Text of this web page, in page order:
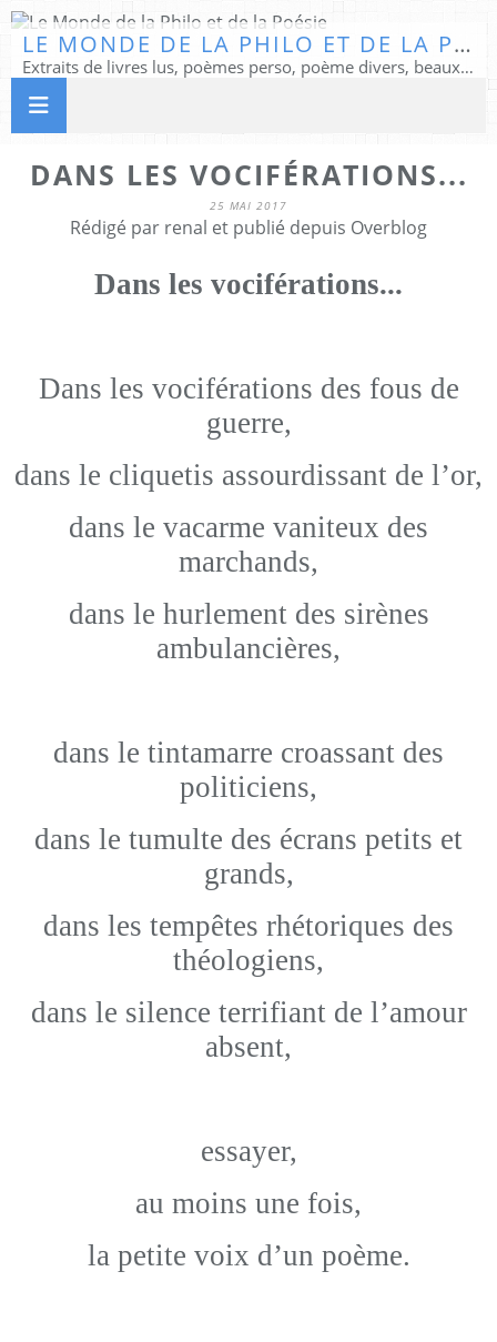
LE MONDE DE LA PHILO ET DE LA POÉSIE
Extraits de livres lus, poèmes perso, poème divers, beaux textes...
DANS LES VOCIFÉRATIONS...
25 MAI 2017
Rédigé par renal et publié depuis Overblog
Dans les vociférations...
Dans les vociférations des fous de
guerre,
dans le cliquetis assourdissant de l’or,
dans le vacarme vaniteux des
marchands,
dans le hurlement des sirènes
ambulancières,
dans le tintamarre croassant des
politiciens,
dans le tumulte des écrans petits et
grands,
dans les tempêtes rhétoriques des
théologiens,
dans le silence terrifiant de l’amour
absent,
essayer,
au moins une fois,
la petite voix d’un poème.